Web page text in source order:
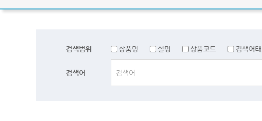
검색범위 상품명 설명 상품코드 검색어
검색어